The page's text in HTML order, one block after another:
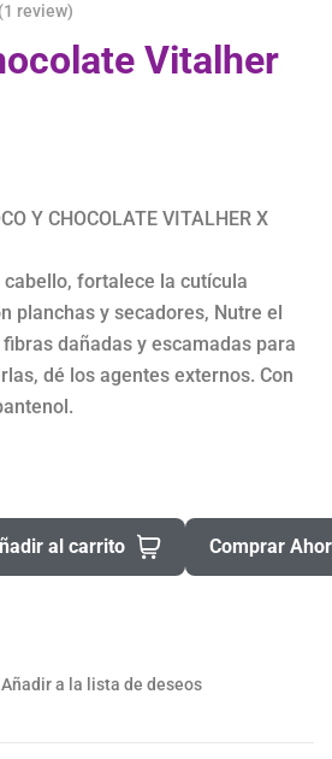
(1 review)
Vitalher
Y CHOCOLATE VITALHER X
fortalece la cutícula
planchas y secadores, Nutre el
dañadas y escamadas para
dé los agentes externos. Con
al carrito Comprar
Añadir a la lista de deseos